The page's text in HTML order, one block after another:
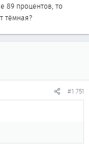
89 процентов, то
тёмная?
#1 751